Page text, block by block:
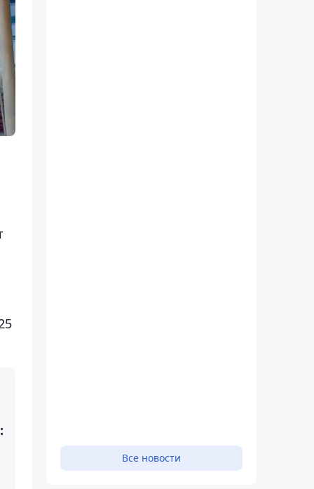
Все новости